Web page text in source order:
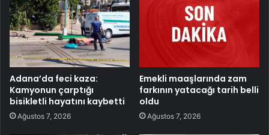
Adana’da feci kaza:
Kamyonun çarptığı
bisikletli hayatını kaybetti
Ağustos 7, 2026
Emekli maaşlarında zam
farkının yatacağı tarih belli
oldu
Ağustos 7, 2026